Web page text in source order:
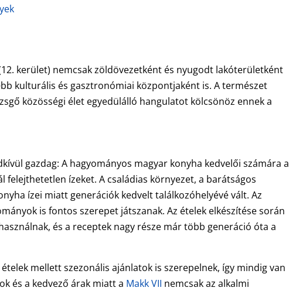
kerület) nemcsak zöldövezetként és nyugodt lakóterületként
kulturális és gasztronómiai központjaként is. A természet
közösségi élet egyedülálló hangulatot kölcsönöz ennek a
gazdag: A hagyományos magyar konyha kedvelői számára a
felejthetetlen ízeket. A családias környezet, a barátságos
ízei miatt generációk kedvelt találkozóhelyévé vált. Az
is fontos szerepet játszanak. Az ételek elkészítése során
és a receptek nagy része már több generáció óta a
mellett szezonális ajánlatok is szerepelnek, így mindig van
és a kedvező árak miatt a Makk VII nemcsak az alkalmi